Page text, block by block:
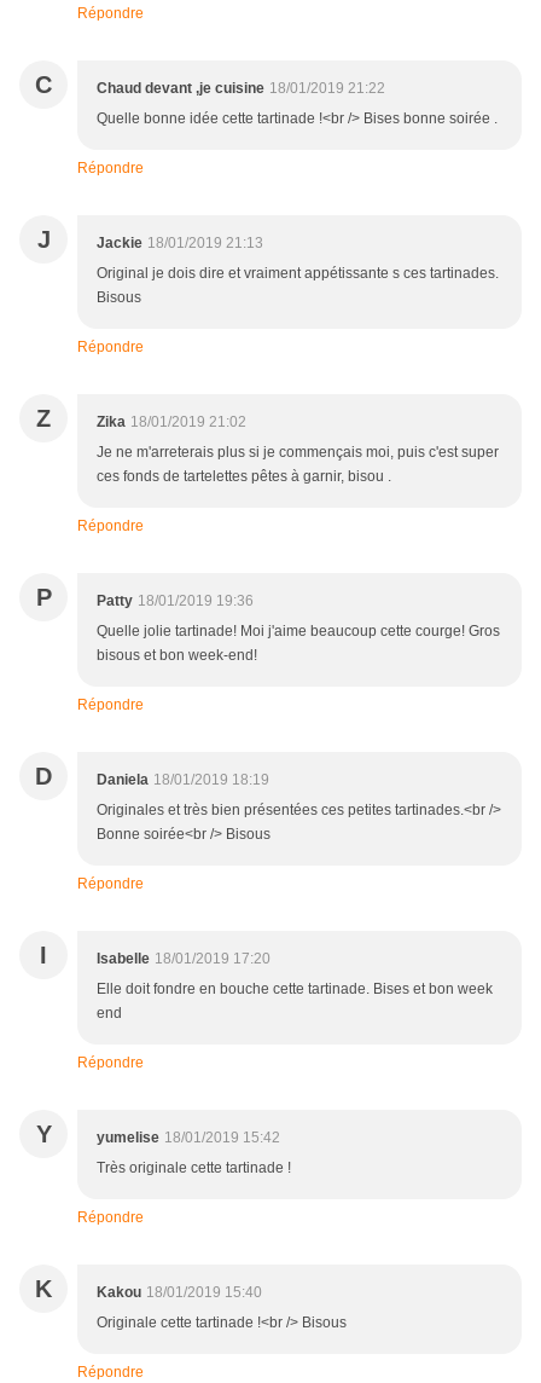
Répondre
C Chaud devant ,je cuisine 18/01/2019 21:22
Quelle bonne idée cette tartinade !<br /> Bises bonne soirée .
Répondre
J Jackie 18/01/2019 21:13
Original je dois dire et vraiment appétissante s ces tartinades.
Bisous
Répondre
Z Zika 18/01/2019 21:02
Je ne m'arreterais plus si je commençais moi, puis c'est super
ces fonds de tartelettes pêtes à garnir, bisou .
Répondre
P Patty 18/01/2019 19:36
Quelle jolie tartinade! Moi j'aime beaucoup cette courge! Gros
bisous et bon week-end!
Répondre
D Daniela 18/01/2019 18:19
Originales et très bien présentées ces petites tartinades.<br />
Bonne soirée<br /> Bisous
Répondre
I Isabelle 18/01/2019 17:20
Elle doit fondre en bouche cette tartinade. Bises et bon week
end
Répondre
Y yumelise 18/01/2019 15:42
Très originale cette tartinade !
Répondre
K Kakou 18/01/2019 15:40
Originale cette tartinade !<br /> Bisous
Répondre